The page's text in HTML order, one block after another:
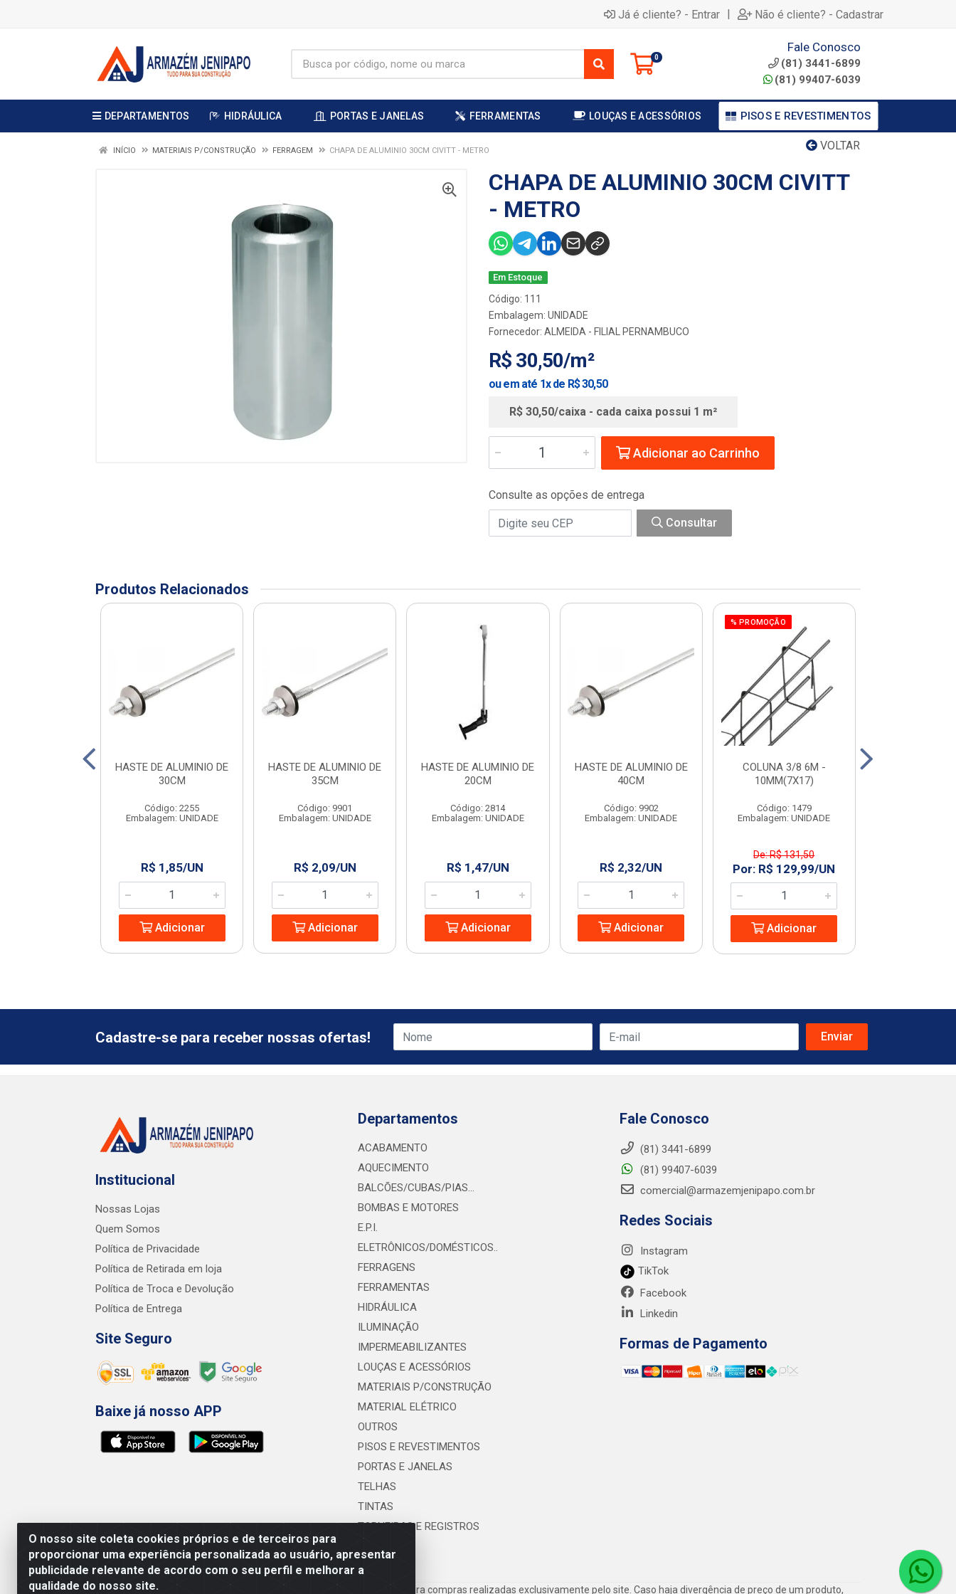
Já é cliente? - Entrar | Não é cliente? - Cadastrar
0
Fale Conosco
(81) 3441-6899
(81) 99407-6039
DEPARTAMENTOS HIDRÁULICA PORTAS E JANELAS FERRAMENTAS LOUÇAS E ACESSÓRIOS PISOS E REVESTIMENTOS
VOLTAR
INÍCIO MATERIAIS P/CONSTRUÇÃO FERRAGEM CHAPA DE ALUMINIO 30CM CIVITT - METRO
CHAPA DE ALUMINIO 30CM CIVITT
- METRO
Em Estoque
Código: 111
Embalagem: UNIDADE
Fornecedor: ALMEIDA - FILIAL PERNAMBUCO
R$ 30,50/m²
ou em até 1x de R$ 30,50
R$ 30,50/caixa - cada caixa possui 1 m²
Adicionar ao Carrinho
Consulte as opções de entrega
Consultar
Produtos Relacionados
HASTE DE ALUMINIO DE
30CM
Código: 2255
Embalagem: UNIDADE
R$ 1,85/UN
Adicionar
HASTE DE ALUMINIO DE
35CM
Código: 9901
Embalagem: UNIDADE
R$ 2,09/UN
Adicionar
HASTE DE ALUMINIO DE
20CM
Código: 2814
Embalagem: UNIDADE
R$ 1,47/UN
Adicionar
HASTE DE ALUMINIO DE
40CM
Código: 9902
Embalagem: UNIDADE
R$ 2,32/UN
Adicionar
% PROMOÇÃO
COLUNA 3/8 6M -
10MM(7X17)
Código: 1479
Embalagem: UNIDADE
De: R$ 131,50
Por: R$ 129,99/UN
Adicionar
O nosso site coleta cookies próprios e de terceiros para
proporcionar uma experiência personalizada ao usuário, apresentar
publicidade relevante de acordo com o seu perfil e melhorar a
qualidade do nosso site.
Cadastre-se para receber nossas ofertas!
Institucional
Nossas Lojas
Quem Somos
Política de Privacidade
Política de Retirada em loja
Política de Troca e Devolução
Política de Entrega
Site Seguro
Baixe já nosso APP
Departamentos
ACABAMENTO
AQUECIMENTO
BALCÕES/CUBAS/PIAS...
BOMBAS E MOTORES
E.P.I.
ELETRÔNICOS/DOMÉSTICOS..
FERRAGENS
FERRAMENTAS
HIDRÁULICA
ILUMINAÇÃO
IMPERMEABILIZANTES
LOUÇAS E ACESSÓRIOS
MATERIAIS P/CONSTRUÇÃO
MATERIAL ELÉTRICO
OUTROS
PISOS E REVESTIMENTOS
PORTAS E JANELAS
TELHAS
TINTAS
TORNEIRAS E REGISTROS
Fale Conosco
(81) 3441-6899
(81) 99407-6039
comercial@armazemjenipapo.com.br
Redes Sociais
Instagram
TikTok
Facebook
Linkedin
Formas de Pagamento
Preços, promoções, condições de pagamento e frete são válidos para compras realizadas exclusivamente pelo site. Caso haja divergência de preço de um produto,